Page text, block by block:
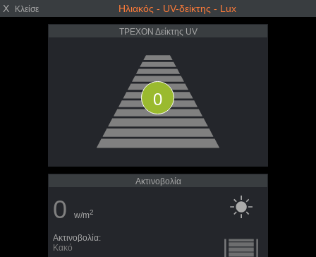
X Κλείσε Ηλιακός - UV-δείκτης - Lux
ΤΡΕΧΟΝ Δείκτης UV
0
Ακτινοβολία
0 w/m2
Ακτινοβολία:
Κακό